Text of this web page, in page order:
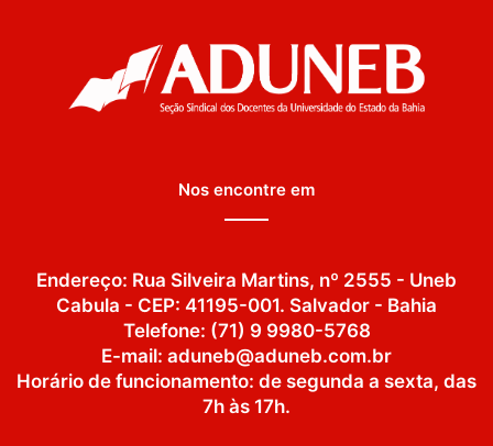
Nos encontre em
Endereço: Rua Silveira Martins, nº 2555 - Uneb
Cabula - CEP: 41195-001. Salvador - Bahia
Telefone: (71) 9 9980-5768
E-mail: aduneb@aduneb.com.br
Horário de funcionamento: de segunda a sexta, das
7h às 17h.